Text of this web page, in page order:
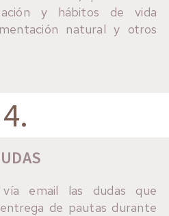
y hábitos de vida
natural y otros
4.
vía email las dudas que
de pautas durante